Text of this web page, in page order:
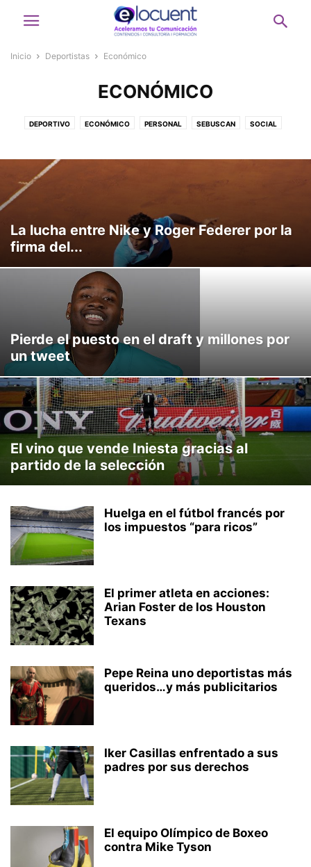
Inicio Deportistas Económico
ECONÓMICO
DEPORTIVO ECONÓMICO PERSONAL SEBUSCAN SOCIAL
La lucha entre Nike y Roger Federer por la
firma del...
Pierde el puesto en el draft y millones por
un tweet
El vino que vende Iniesta gracias al
partido de la selección
Huelga en el fútbol francés por
los impuestos “para ricos”
El primer atleta en acciones:
Arian Foster de los Houston
Texans
Pepe Reina uno deportistas más
queridos…y más publicitarios
Iker Casillas enfrentado a sus
padres por sus derechos
El equipo Olímpico de Boxeo
contra Mike Tyson